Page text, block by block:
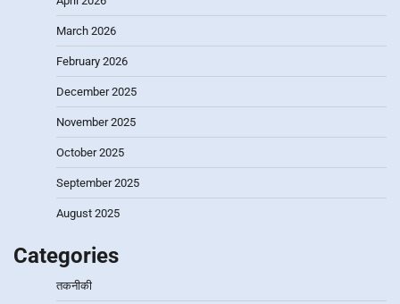
March 2026
February 2026
December 2025
November 2025
October 2025
September 2025
August 2025
Categories
तकनीकी